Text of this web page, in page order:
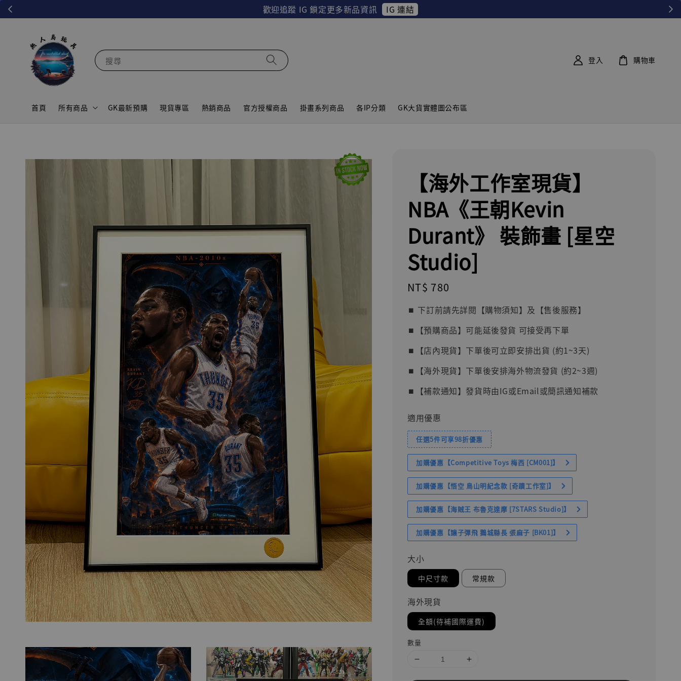
歡迎追蹤 IG 鎖定更多新品資訊 IG 連結
搜尋
首頁 所有商品 GK最新預購 現貨專區 熱銷商品 官方授權商品 掛畫系列商品 各IP分類 GK大貨實體圖公布區
登入 購物車
【海外工作室現貨】
NBA《王朝Kevin
Durant》 裝飾畫 [星空
Studio]
Regular
price
NT$ 780
⏹︎ 下訂前請先詳閱【購物須知】及【售後服務】
⏹︎【預購商品】可能延後發貨 可接受再下單
⏹︎【店內現貨】下單後可立即安排出貨 (約1~3天)
⏹︎【海外現貨】下單後安排海外物流發貨 (約2~3週)
⏹︎【補款通知】發貨時由IG或Email或簡訊通知補款
適用優惠
任選5件可享98折優惠
加購優惠【Competitive Toys 梅西 [CM001]】
加購優惠【悟空 鳥山明紀念款 [奇蹟工作室]】
加購優惠【海賊王 布魯克達摩 [7STARS Studio]】
加購優惠【讓子彈飛 鵝城縣長 張麻子 [BK01]】
大小
中尺寸款 常規款
海外現貨
全額(待補國際運費)
數量